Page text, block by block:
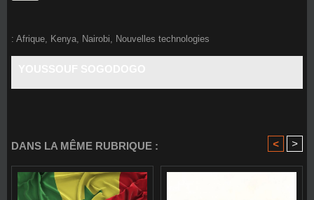
: Afrique Kenya Nairobi Nouvelles technologies
DANS LA MÊME RUBRIQUE : < >